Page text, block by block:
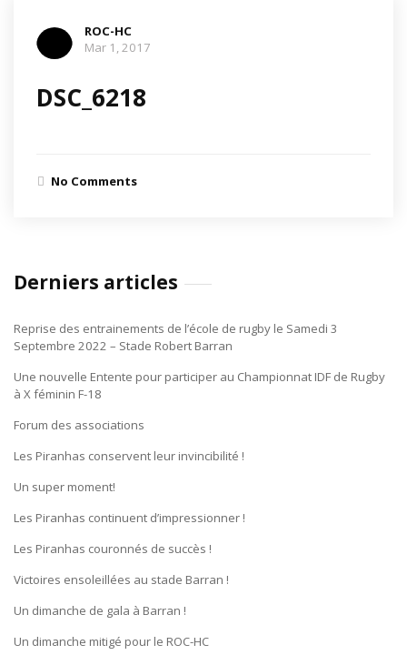
ROC-HC
Mar 1, 2017
DSC_6218
No Comments
Derniers articles
Reprise des entrainements de l’école de rugby le Samedi 3
Septembre 2022 – Stade Robert Barran
Une nouvelle Entente pour participer au Championnat IDF de Rugby
à X féminin F-18
Forum des associations
Les Piranhas conservent leur invincibilité !
Un super moment!
Les Piranhas continuent d’impressionner !
Les Piranhas couronnés de succès !
Victoires ensoleillées au stade Barran !
Un dimanche de gala à Barran !
Un dimanche mitigé pour le ROC-HC